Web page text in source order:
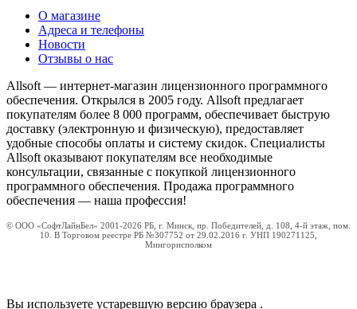
О магазине
Адреса и телефоны
Новости
Отзывы о нас
Allsoft — интернет-магазин лицензионного программного
обеспечения. Открылся в 2005 году. Allsoft предлагает
покупателям более 8 000 программ, обеспечивает быструю
доставку (электронную и физическую), предоставляет
удобные способы оплаты и систему скидок. Специалисты
Allsoft оказывают покупателям все необходимые
консультации, связанные с покупкой лицензионного
программного обеспечения. Продажа программного
обеспечения — наша профессия!
© ООО «СофтЛайнБел» 2001-2026 РБ, г. Минск, пр. Победителей, д. 108, 4-й этаж, пом.
10. В Торговом реестре РБ №307752 от 29.02.2016 г. УНП 190271125,
Мингорисполком
Вы используете устаревшую версию браузера .